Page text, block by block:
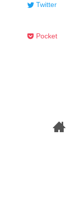
Twitter
Pocket